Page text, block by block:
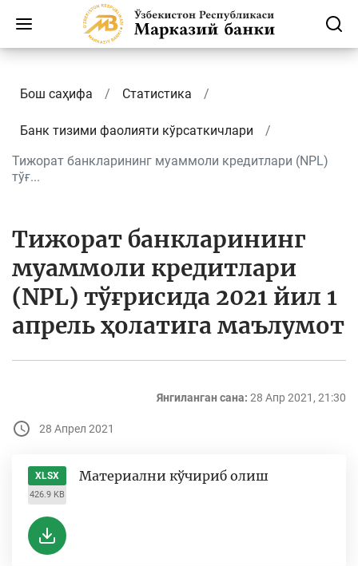
Бош саҳифа Статистика
Банк тизими фаолияти кўрсаткичлари
Тижорат банкларининг муаммоли кредитлари (NPL)
тўғ...
Тижорат банкларининг
муаммоли кредитлари
(NPL) тўғрисида 2021 йил 1
апрель ҳолатига маълумот
Янгиланган сана: 28 Апр 2021, 21:30
28 Апрел 2021
XLSX
426.9 KB
Материални кўчириб олиш